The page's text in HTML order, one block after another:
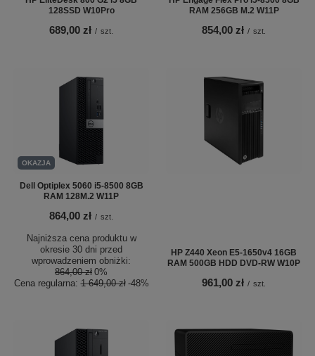
128SSD W10Pro
689,00 zł / szt.
RAM 256GB M.2 W11P
854,00 zł / szt.
OKAZJA
Dell Optiplex 5060 i5-8500 8GB
RAM 128M.2 W11P
864,00 zł / szt.
Najniższa cena produktu w
okresie 30 dni przed
wprowadzeniem obniżki:
864,00 zł 0%
Cena regularna:1 649,00 zł -48%
HP Z440 Xeon E5-1650v4 16GB
RAM 500GB HDD DVD-RW W10P
961,00 zł / szt.